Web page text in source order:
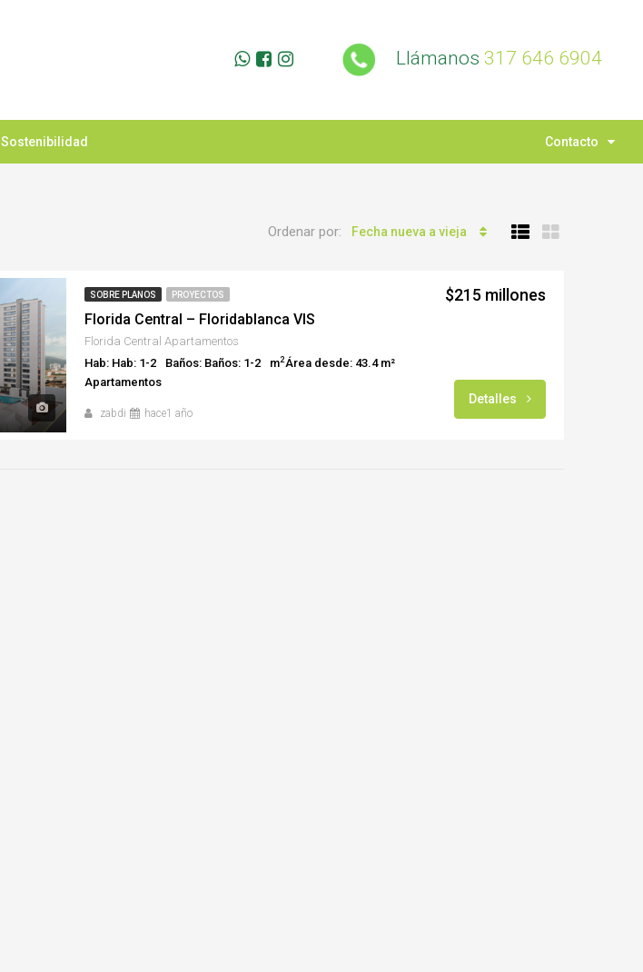
Llámanos 317 646 6904
Sostenibilidad Contacto
Ordenar por: Fecha nueva a vieja
SOBRE PLANOS PROYECTOS
Florida Central – Floridablanca VIS
Florida Central Apartamentos
Hab: Hab: 1-2
Baños: Baños: 1-2 m2Área desde: 43.4 m²
Apartamentos
zabdi hace1 año
$215 millones
Detalles